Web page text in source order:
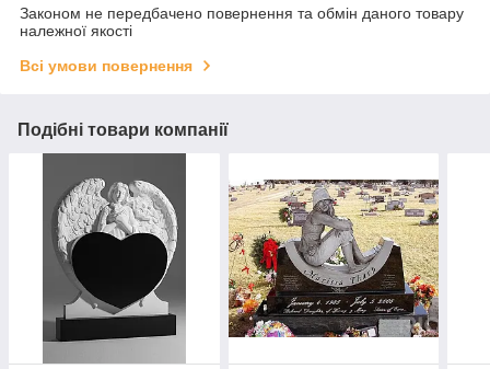
Законом не передбачено повернення та обмін даного товару
належної якості
Всі умови повернення
Подібні товари компанії